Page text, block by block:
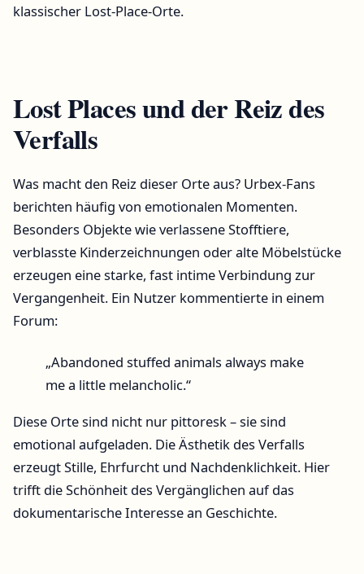
klassischer Lost-Place-Orte.
Lost Places und der Reiz des
Verfalls
Was macht den Reiz dieser Orte aus? Urbex-Fans
berichten häufig von emotionalen Momenten.
Besonders Objekte wie verlassene Stofftiere,
verblasste Kinderzeichnungen oder alte Möbelstücke
erzeugen eine starke, fast intime Verbindung zur
Vergangenheit. Ein Nutzer kommentierte in einem
Forum:
„Abandoned stuffed animals always make
me a little melancholic.“
Diese Orte sind nicht nur pittoresk – sie sind
emotional aufgeladen. Die Ästhetik des Verfalls
erzeugt Stille, Ehrfurcht und Nachdenklichkeit. Hier
trifft die Schönheit des Vergänglichen auf das
dokumentarische Interesse an Geschichte.